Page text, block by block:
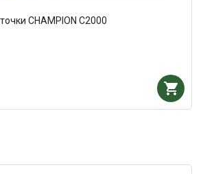
CHAMPION C2000